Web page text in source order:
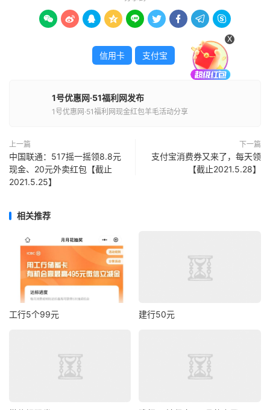
        
信用卡 支付宝
1号优惠网·51福利网发布
1号优惠网·51福利网现金红包羊毛活动分享
上一篇
中国联通：517摇一摇领8.8元
现金、20元外卖红包【截止
2021.5.25】
下一篇
支付宝消费券又来了，每天领
【截止2021.5.28】
相关推荐
工行5个99元 建行50元
X